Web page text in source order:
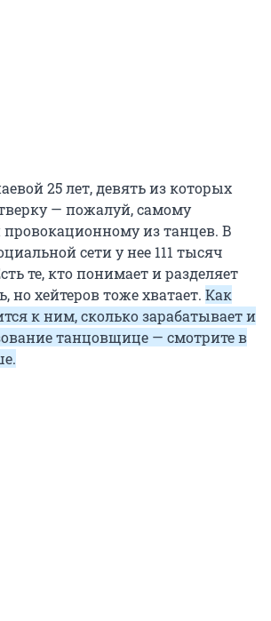
25 лет, девять из которых
— пожалуй, самому
провокационному из танцев. В
сети у нее 111 тысяч
те, кто понимает и разделяет
но хейтеров тоже хватает. Как
к ним, сколько зарабатывает и
танцовщице — смотрите в